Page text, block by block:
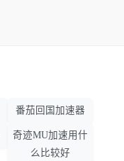
番茄回国加速器
奇迹MU加速用什
么比较好